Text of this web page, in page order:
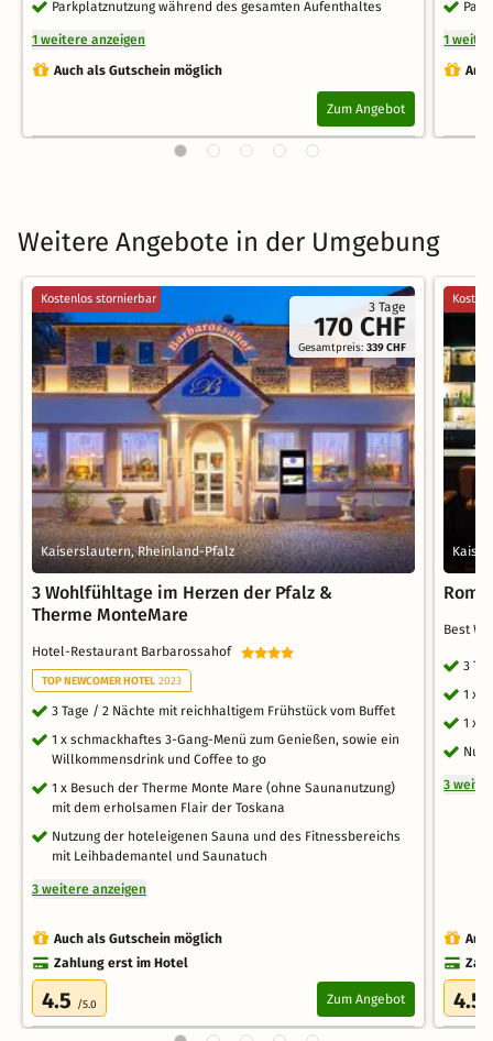
Parkplatznutzung während des gesamten Aufenthaltes
1 weitere anzeigen
Auch als Gutschein möglich
Zum Angebot
1
Weitere Angebote in der Umgebung
3 Tage
170 CHF
Gesamtpreis:339 CHF
Kostenlos stornierbar
Kaiserslautern, Rheinland-Pfalz
3 Wohlfühltage im Herzen der Pfalz &
Therme MonteMare
Hotel-Restaurant Barbarossahof
TOP NEWCOMER HOTEL 2023
3 Tage / 2 Nächte mit reichhaltigem Frühstück vom Buffet
1 x schmackhaftes 3-Gang-Menü zum Genießen, sowie ein
Willkommensdrink und Coffee to go
1 x Besuch der Therme Monte Mare (ohne Saunanutzung)
mit dem erholsamen Flair der Toskana
Nutzung der hoteleigenen Sauna und des Fitnessbereichs
mit Leihbademantel und Saunatuch
3 weitere anzeigen
Auch als Gutschein möglich
Zahlung erst im Hotel
4.5 /5.0 Zum Angebot
Best
3
1 x
1 x
3
4.5